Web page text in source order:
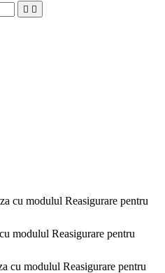
 
cu modulul Reasigurare pentru
modulul Reasigurare pentru
cu modulul Reasigurare pentru